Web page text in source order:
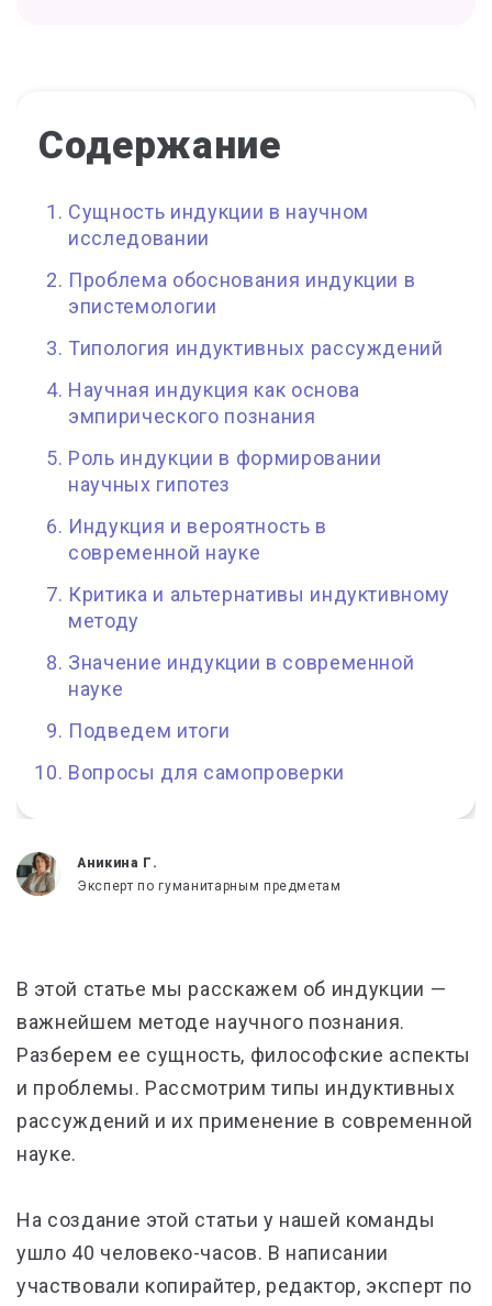
Содержание
Сущность индукции в научном
исследовании
Проблема обоснования индукции в
эпистемологии
Типология индуктивных рассуждений
Научная индукция как основа
эмпирического познания
Роль индукции в формировании
научных гипотез
Индукция и вероятность в
современной науке
Критика и альтернативы индуктивному
методу
Значение индукции в современной
науке
Подведем итоги
Вопросы для самопроверки
Аникина Г.
Эксперт по гуманитарным предметам
В этой статье мы расскажем об индукции —
важнейшем методе научного познания.
Разберем ее сущность, философские аспекты
и проблемы. Рассмотрим типы индуктивных
рассуждений и их применение в современной
науке.
На создание этой статьи у нашей команды
ушло 40 человеко-часов. В написании
участвовали копирайтер, редактор, эксперт по